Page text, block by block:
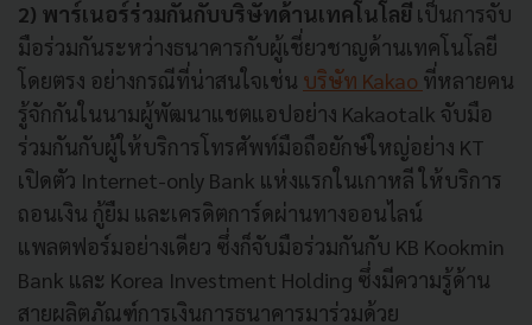
2) พาร์เนอร์ร่วมกันกับบริษัทด้านเทคโนโลยี เป็นการจับ
มือร่วมกันระหว่างธนาคารกับผู้เชี่ยวชาญด้านเทคโนโลยี
โดยตรง อย่างกรณีที่น่าสนใจเช่น บริษัท Kakao ที่หลายคน
รู้จักกันในนามผู้พัฒนาแชตแอปอย่าง Kakaotalk จับมือ
ร่วมกันกับผู้ให้บริการโทรศัพท์มือถือยักษ์ใหญ่อย่าง KT
เปิดตัว Internet-only Bank แห่งแรกในเกาหลี ให้บริการ
ถอนเงิน กู้ยืม และเครดิตการ์ดผ่านทางออนไลน์
แพลตฟอร์มอย่างเดียว ซึ่งก็จับมือร่วมกันกับ KB Kookmin
Bank และ Korea Investment Holding ซึ่งมีความรู้ด้าน
สายผลิตภัณฑ์การเงินการธนาคารมาร่วมด้วย